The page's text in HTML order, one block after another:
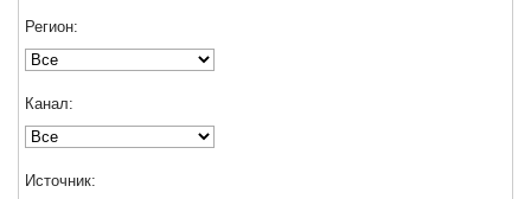
Регион:
Канал:
Источник: